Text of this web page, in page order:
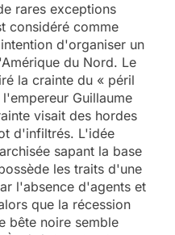
rares exceptions
considéré comme
d'organiser un
du Nord. Le
la crainte du « péril
Guillaume
visait des hordes
d'infiltrés. L'idée
sapant la base
les traits d'une
l'absence d'agents et
que la récession
bête noire semble